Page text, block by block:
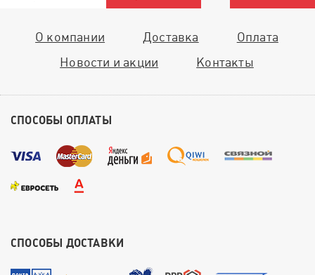
О компании Доставка
Оплата
Новости и акции
Контакты
СПОСОБЫ ОПЛАТЫ
СПОСОБЫ ДОСТАВКИ